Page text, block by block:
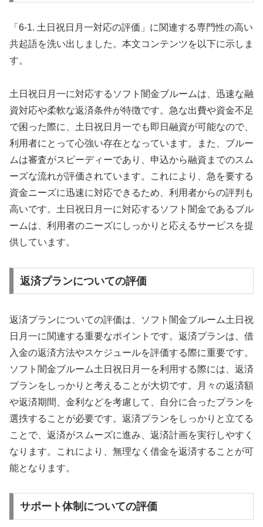
「6-1. 土日祝日月一対応の評価」に関連する専門性の高い
共起語を洗い出しました。本文コンテンツを以下に示しま
す。
土日祝日月一に対応するソフト闇金ブルームは、迅速な融
資対応や柔軟な返済条件が特徴です。急な出費や資金不足
で困った際に、土日祝日月一でも即日融資が可能なので、
利用者にとって心強い存在となっています。また、ブルー
ムは審査がスピーディーであり、申込から融資までのスム
ーズな流れが評価されています。これにより、急を要する
資金ニーズに迅速に対応できるため、利用者からの評判も
高いです。土日祝日月一に対応するソフト闇金であるブル
ームは、利用者のニーズにしっかりと応えるサービスを提
供しています。
返済プランについての評価
返済プランについての評価は、ソフト闇金ブルーム土日祝
日月一に関連する重要なポイントです。返済プランは、借
入金の返済方法やスケジュールを評価する際に重要です。
ソフト闇金ブルーム土日祝日月一を利用する際には、返済
プランをしっかりと考えることが大切です。月々の返済額
や返済期間、金利などを考慮して、自分に合ったプランを
選抶することが必要です。返済プランをしっかりと立てる
ことで、返済がスムーズに進み、返済計画を実行しやすく
なります。これにより、無理なく借金を返済することが可
能となります。
サポート体制についての評価